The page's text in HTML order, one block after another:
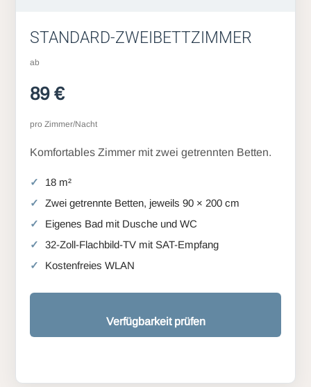
STANDARD-ZWEIBETTZIMMER
ab
89 €
pro Zimmer/Nacht
Komfortables Zimmer mit zwei getrennten Betten.
18 m²
Zwei getrennte Betten, jeweils 90 × 200 cm
Eigenes Bad mit Dusche und WC
32-Zoll-Flachbild-TV mit SAT-Empfang
Kostenfreies WLAN
Verfügbarkeit prüfen